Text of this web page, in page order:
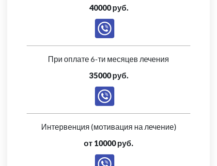
40000 руб.
При оплате 6-ти месяцев лечения
35000 руб.
Интервенция (мотивация на лечение)
от 10000 руб.